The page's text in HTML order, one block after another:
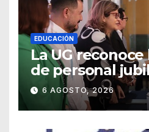
EDUCACIÓN
La UG
de personal
agradece su
6 AGOSTO, 2026